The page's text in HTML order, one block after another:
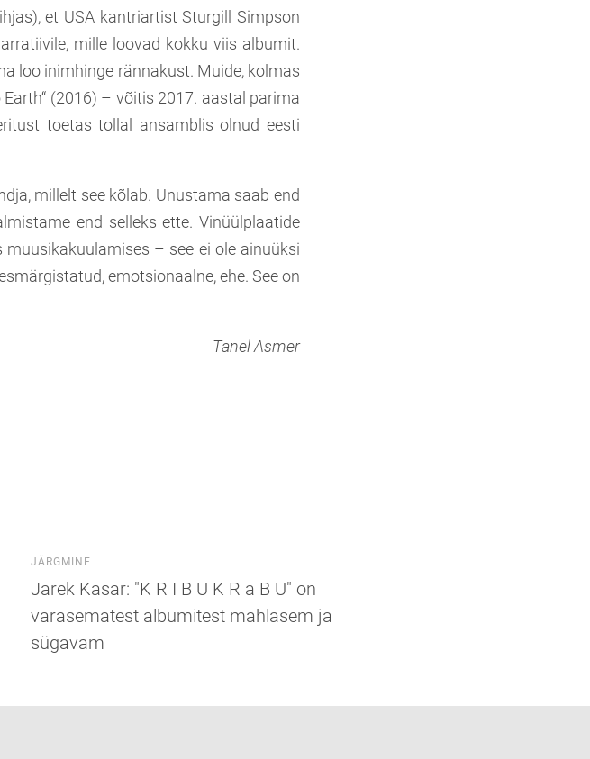
et USA kantriartist Sturgill Simpson
mille loovad kokku viis albumit.
loo inimhinge rännakust. Muide, kolmas
(2016) – võitis 2017. aastal parima
toetas tollal ansamblis olnud eesti
millelt see kõlab. Unustama saab end
end selleks ette. Vinüülplaatide
– see ei ole ainuüksi
emotsionaalne, ehe. See on
Tanel Asmer
JÄRGMINE
Jarek Kasar: "K R I B U K R a B U" on
varasematest albumitest mahlasem ja
sügavam